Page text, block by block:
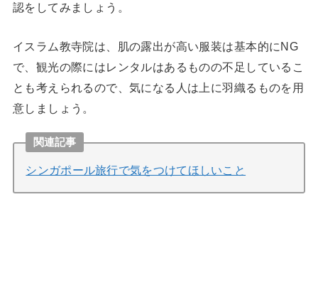
認をしてみましょう。
イスラム教寺院は、肌の露出が高い服装は基本的にNG
で、観光の際にはレンタルはあるものの不足しているこ
とも考えられるので、気になる人は上に羽織るものを用
意しましょう。
関連記事
シンガポール旅行で気をつけてほしいこと